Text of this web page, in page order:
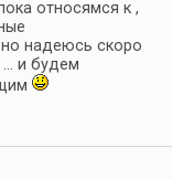
относямся к ,
надеюсь скоро
и будем